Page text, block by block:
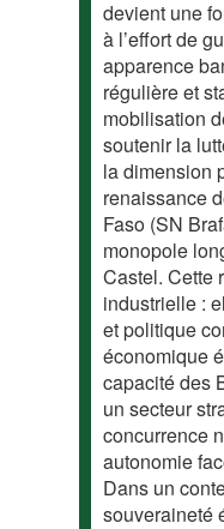
devient une
à l’effort de
apparence
régulière et
mobilisation
soutenir la
la dimension
renaissance
Faso (SN
monopole
Castel. Cette
industrielle :
et politique
économique
capacité des
un secteur
concurrence
autonomie
Dans un
souveraineté